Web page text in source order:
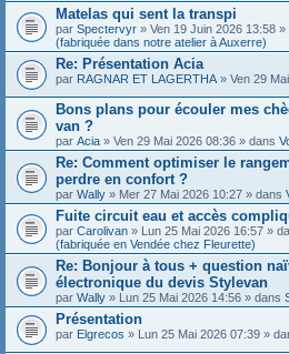
Matelas qui sent la transpi
par Spectervyr » Ven 19 Juin 2026 13:58 »
(fabriquée dans notre atelier à Auxerre)
Re: Présentation Acia
par RAGNAR ET LAGERTHA » Ven 29
Bons plans pour écouler mes
van ?
par Acia » Ven 29 Mai 2026 08:36 » dans
Re: Comment optimiser le
perdre en confort ?
par Wally » Mer 27 Mai 2026 10:27 » dans
Fuite circuit eau et accès
par Carolivan » Lun 25 Mai 2026 16:57 »
(fabriquée en Vendée chez Fleurette)
Re: Bonjour à tous + question
électronique du devis Stylevan
par Wally » Lun 25 Mai 2026 14:56 » dans
Présentation
par Elgrecos » Lun 25 Mai 2026 07:39 »